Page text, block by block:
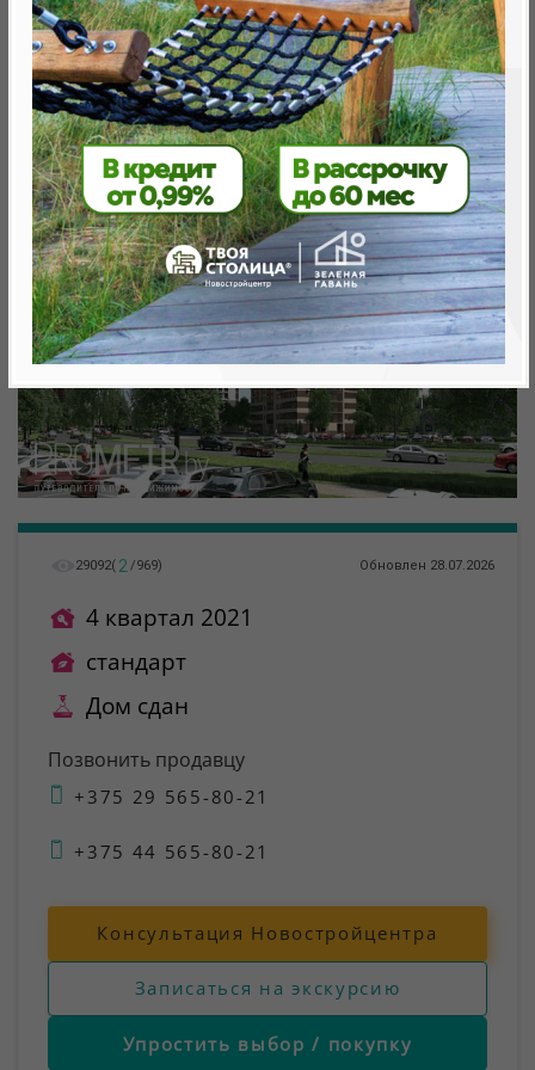
Минск, Октябрьский, ул. Савицкого
метро «Ковальская Слобода», 566 м
29092( 2 /969) Обновлен 28.07.2026
4 квартал 2021
стандарт
Дом сдан
Позвонить продавцу
+375 29 565-80-21
+375 44 565-80-21
Консультация Новостройцентра
Записаться на экскурсию
Упростить выбор / покупку